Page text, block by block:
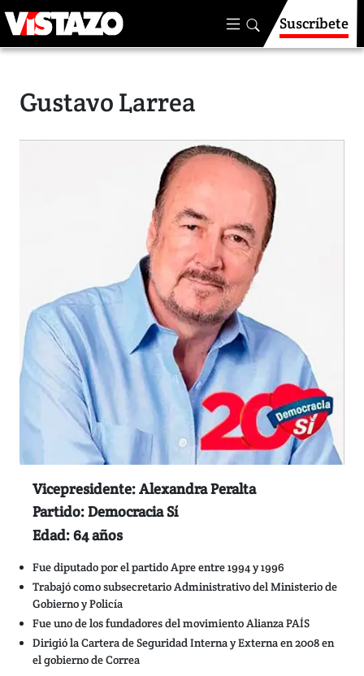
Suscríbete
Gustavo Larrea
Vicepresidente: Alexandra Peralta
Partido: Democracia Sí
Edad: 64 años
Fue diputado por el partido Apre entre 1994 y 1996
Trabajó como subsecretario Administrativo del Ministerio de
Gobierno y Policía
Fue uno de los fundadores del movimiento Alianza PAÍS
Dirigió la Cartera de Seguridad Interna y Externa en 2008 en
el gobierno de Correa